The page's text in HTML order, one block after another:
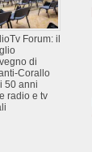
Forum: il
di
Corallo
50 anni
radio e tv